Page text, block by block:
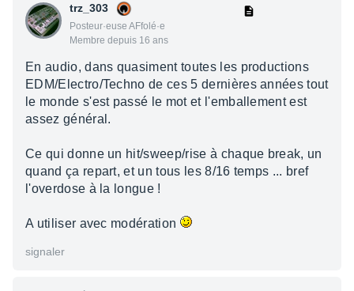
trz_303
Posteur·euse AFfolé·e
Membre depuis 16 ans
En audio, dans quasiment toutes les productions
EDM/Electro/Techno de ces 5 dernières années tout
le monde s'est passé le mot et l'emballement est
assez général.
Ce qui donne un hit/sweep/rise à chaque break, un
quand ça repart, et un tous les 8/16 temps ... bref
l'overdose à la longue !
A utiliser avec modération
signaler